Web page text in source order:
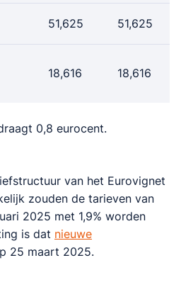
51,625 51,625
18,616 18,616
0,8 eurocent.
van het Eurovignet
zouden de tarieven van
2025 met 1,9% worden
is dat nieuwe
25 maart 2025.